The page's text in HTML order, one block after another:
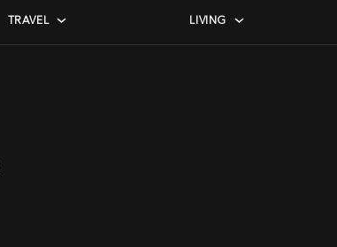
TRAVEL LIVING